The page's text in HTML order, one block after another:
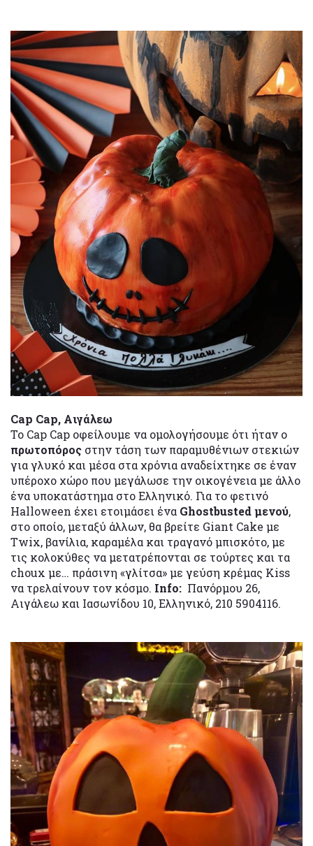
Cap Cap, Αιγάλεω
Το Cap Cap οφείλουμε να ομολογήσουμε ότι ήταν ο
πρωτοπόρος στην τάση των παραμυθένιων στεκιών
για γλυκό και μέσα στα χρόνια αναδείχτηκε σε έναν
υπέροχο χώρο που μεγάλωσε την οικογένεια με άλλο
ένα υποκατάστημα στο Ελληνικό. Για το φετινό
Halloween έχει ετοιμάσει ένα Ghostbusted μενού,
στο οποίο, μεταξύ άλλων, θα βρείτε Giant Cake με
Twix, βανίλια, καραμέλα και τραγανό μπισκότο, με
τις κολοκύθες να μετατρέπονται σε τούρτες και τα
choux με… πράσινη «γλίτσα» με γεύση κρέμας Kiss
να τρελαίνουν τον κόσμο. Info: Πανόρμου 26,
Αιγάλεω και Ιασωνίδου 10, Ελληνικό, 210 5904116.